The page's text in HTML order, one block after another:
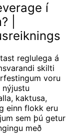
í
reglulega á
skilti
voru
kaktusa,
einn flokk eru
sem þú getur
með